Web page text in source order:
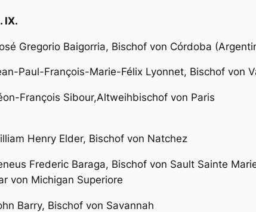
IX.
Gregorio Baigorria, Bischof von Córdoba
Paul-François-Marie-Félix Lyonnet,
François Sibour,Altweihbischof
William Henry Elder, Bischof von
Frederic Baraga, Bischof von Sault
von Michigan Superiore
John Barry, Bischof von